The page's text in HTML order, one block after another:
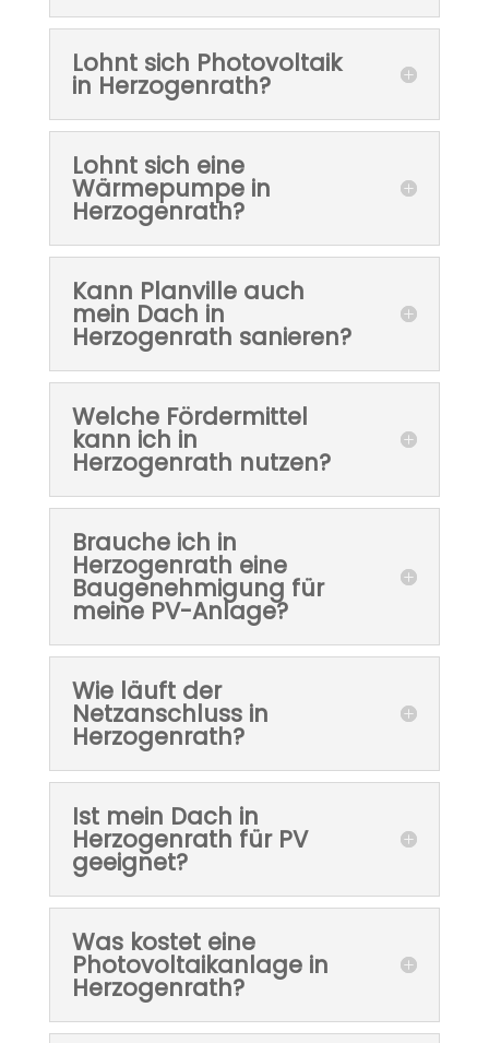
Lohnt sich Photovoltaik
in Herzogenrath?
Lohnt sich eine
Wärmepumpe in
Herzogenrath?
Kann Planville auch
mein Dach in
Herzogenrath sanieren?
Welche Fördermittel
kann ich in
Herzogenrath nutzen?
Brauche ich in
Herzogenrath eine
Baugenehmigung für
meine PV-Anlage?
Wie läuft der
Netzanschluss in
Herzogenrath?
Ist mein Dach in
Herzogenrath für PV
geeignet?
Was kostet eine
Photovoltaikanlage in
Herzogenrath?